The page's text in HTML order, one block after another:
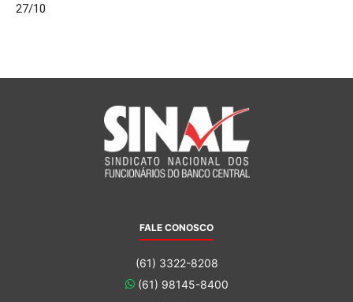
27/10
FALE CONOSCO
(61) 3322-8208
(61) 98145-8400